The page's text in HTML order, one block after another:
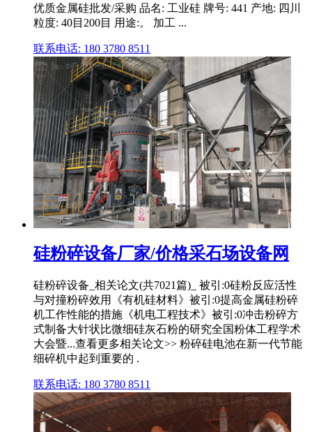
优质金属硅批发/采购 品名: 工业硅 牌号: 441 产地: 四川
粒度: 40目200目 用途:。 加工 ...
联系电话: 180 3780 8511
硅粉碎设备厂家/价格采石场设备网
硅粉碎设备_相关论文(共7021篇)_ 被引:0硅粉反应活性
与对撞粉碎效用《有机硅材料》被引:0提高金属硅粉碎
机工作性能的措施《机电工程技术》被引:0冲击粉碎方
式制备大针状比微细硅灰石粉的研究全国粉体工程学术
大会暨...查看更多相关论文>> 粉碎硅电池在新一代节能
细碎机中起到重要的 .
联系电话: 180 3780 8511